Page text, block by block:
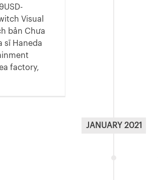
Visual
bản Chưa
sĩ Haneda
factory,
JANUARY 2021